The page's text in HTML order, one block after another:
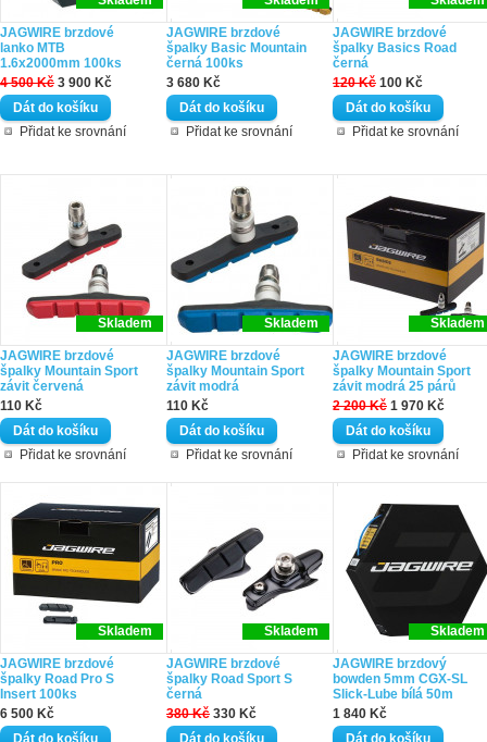
JAGWIRE brzdové
lanko MTB
1.6x2000mm 100ks
4 500 Kč 3 900 Kč
Přidat ke srovnání
JAGWIRE brzdové
špalky Basic Mountain
černá 100ks
3 680 Kč
Přidat ke srovnání
JAGWIRE brzdové
špalky Basics Road
černá
120 Kč 100 Kč
Přidat ke srovnání
Skladem
JAGWIRE brzdové
špalky Mountain Sport
závit červená
110 Kč
Přidat ke srovnání
Skladem
JAGWIRE brzdové
špalky Mountain Sport
závit modrá
110 Kč
Přidat ke srovnání
Skladem
JAGWIRE brzdové
špalky Mountain Sport
závit modrá 25 párů
2 200 Kč 1 970 Kč
Přidat ke srovnání
Skladem
JAGWIRE brzdové
špalky Road Pro S
Insert 100ks
6 500 Kč
Skladem
JAGWIRE brzdové
špalky Road Sport S
černá
380 Kč 330 Kč
Skladem
JAGWIRE brzdový
bowden 5mm CGX-SL
Slick-Lube bílá 50m
1 840 Kč